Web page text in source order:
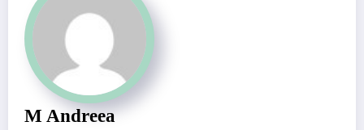
M Andreea